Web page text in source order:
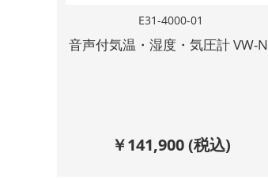
E31-4000-01
音声付気温・湿度・気圧計 VW-N
￥141,900(税込)